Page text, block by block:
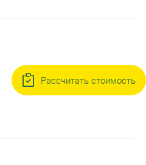
Рассчитать стоимость